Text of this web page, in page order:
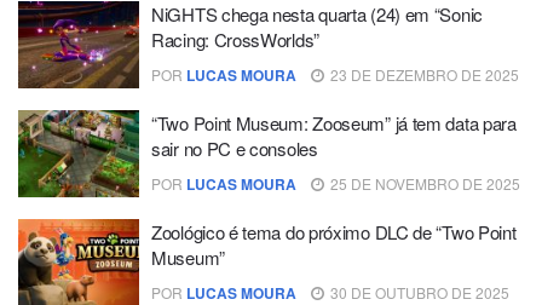
NiGHTS chega nesta quarta (24) em “Sonic
Racing: CrossWorlds”
POR LUCAS MOURA 23 DE DEZEMBRO DE 2025
“Two Point Museum: Zooseum” já tem data para
sair no PC e consoles
POR LUCAS MOURA 25 DE NOVEMBRO DE 2025
Zoológico é tema do próximo DLC de “Two Point
Museum”
POR LUCAS MOURA 30 DE OUTUBRO DE 2025